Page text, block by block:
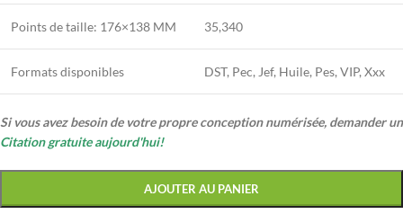
Points de taille: 176×138 MM 35,340
Formats disponibles DST, Pec, Jef, Huile, Pes, VIP, Xxx
Si vous avez besoin de votre propre conception numérisée, demander un
Citation gratuite aujourd'hui!
AJOUTER AU PANIER